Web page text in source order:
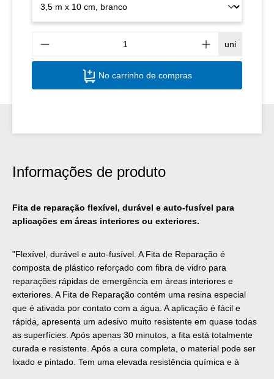
uni
No carrinho de compras
Informações de produto
Fita de reparação flexível, durável e auto-fusível para
aplicações em áreas interiores ou exteriores.
"Flexível, durável e auto-fusível. A Fita de Reparação é
composta de plástico reforçado com fibra de vidro para
reparações rápidas de emergência em áreas interiores e
exteriores. A Fita de Reparação contém uma resina especial
que é ativada por contato com a água. A aplicação é fácil e
rápida, apresenta um adesivo muito resistente em quase todas
as superfícies. Após apenas 30 minutos, a fita está totalmente
curada e resistente. Após a cura completa, o material pode ser
lixado e pintado. Tem uma elevada resistência química e à